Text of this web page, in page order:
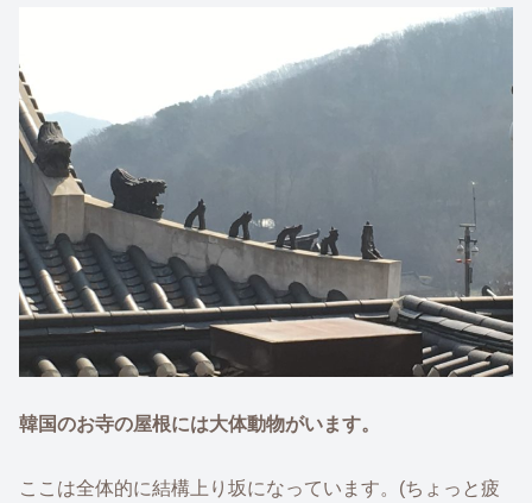
韓国のお寺の屋根には大体動物がいます。
ここは全体的に結構上り坂になっています。(ちょっと疲